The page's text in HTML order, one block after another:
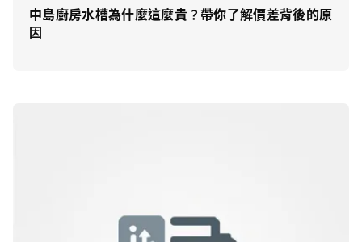
中島廚房水槽為什麼這麼貴？帶你了解價差背後的原
因